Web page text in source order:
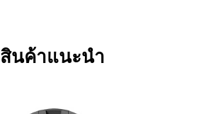
สินค้าแนะนำ